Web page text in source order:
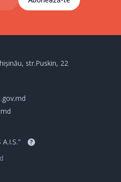
str.Puskin, 22
?